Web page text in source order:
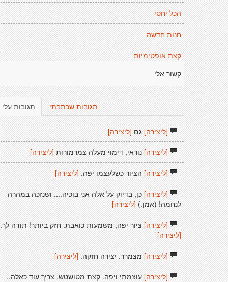
הכל יחסי
חנות חדשה
קצת אופטימיות
קשור אלי
תגובות עלי תגובות שכתבתי
[ליצירה]גם [ליצירה]
[ליצירה]נוראי, דימוי מעלה צמרמורות [ליצירה]
[ליצירה]הציור כשלעצמו יפה. [ליצירה]
[ליצירה]כן, בדיוק על אלה אני בוכיה.... ושנזכה במהרה
לנחמה! (אמן.) [ליצירה]
[ליצירה]ציור יפה, משמעות כואבת. חזק ביותר! תודה לך.
[ליצירה]
[ליצירה]מצמרר. יצירה חזקה. [ליצירה]
[ליצירה]עוצמתי ויפה. קצת מטושטש. צריך עוד כאלה..